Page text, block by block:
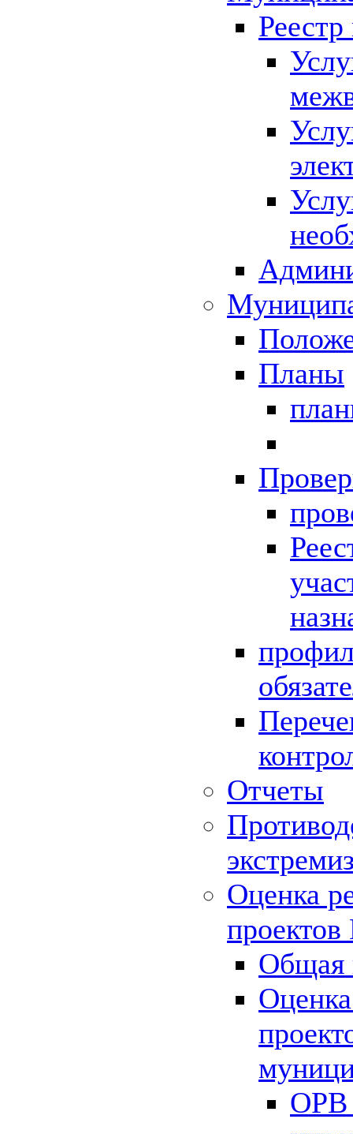
Планы
Отчеты
Оценка
Общая
ОРВ